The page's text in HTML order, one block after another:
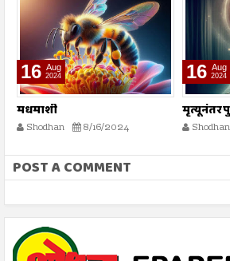
16 Aug
2024
मधमाशी
Shodhan 8/16/2024
16 Aug
2024
मृत्यूनंतर
Shodhan
POST A COMMENT